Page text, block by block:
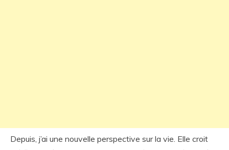
Depuis, j’ai une nouvelle perspective sur la vie. Elle croit